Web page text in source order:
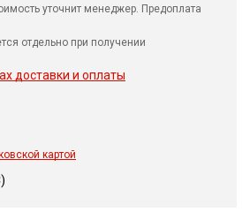
уточнит менеджер. Предоплата
отдельно при получении
доставки и оплаты
картой